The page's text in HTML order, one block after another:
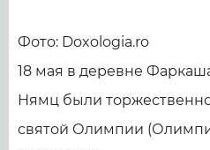
Фото: Doxologia.ro
18 мая в деревне
Нямц были
святой Олимпии